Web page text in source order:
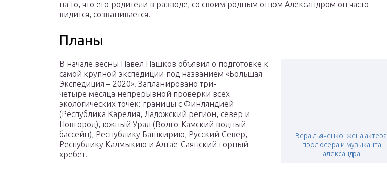
на то, что его родители в разводе, со своим родным отцом Александром он часто
видится, созванивается.
Планы
Вера дьяченко: жена актера,
продюсера и музыканта
александра
В начале весны Павел Пашков объявил о подготовке к
самой крупной экспедиции под названием «Большая
Экспедиция – 2020». Запланировано три-
четыре месяца непрерывной проверки всех
экологических точек: границы с Финляндией
(Республика Карелия, Ладожский регион, север и
Новгород), южный Урал (Волго-Камский водный
бассейн), Республику Башкирию, Русский Север,
Республику Калмыкию и Алтае-Саянский горный
хребет.